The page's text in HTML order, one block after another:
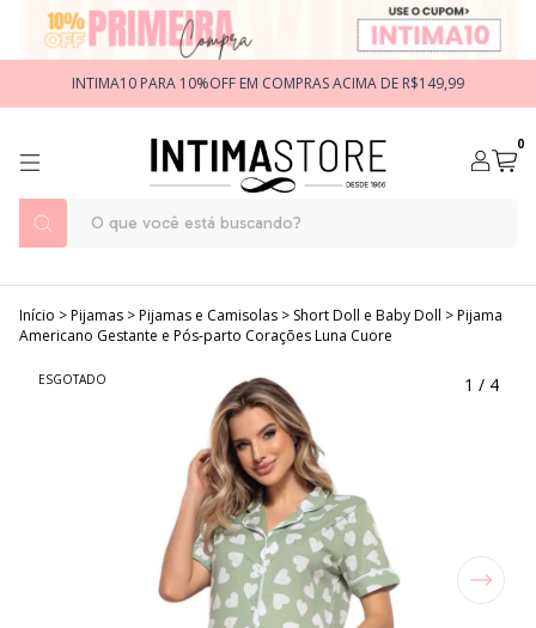
INTIMA10 PARA 10%OFF EM COMPRAS ACIMA DE R$149,99
0
Início >Pijamas >Pijamas e Camisolas > Short Doll e Baby Doll >Pijama
Americano Gestante e Pós-parto Corações Luna Cuore
ESGOTADO 1 / 4